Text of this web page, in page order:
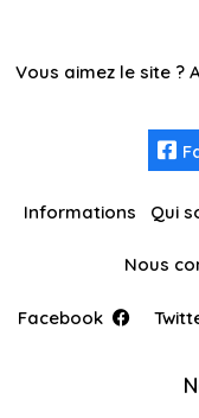
Vous aimez le site ?
Informations Qui
Nous
Facebook